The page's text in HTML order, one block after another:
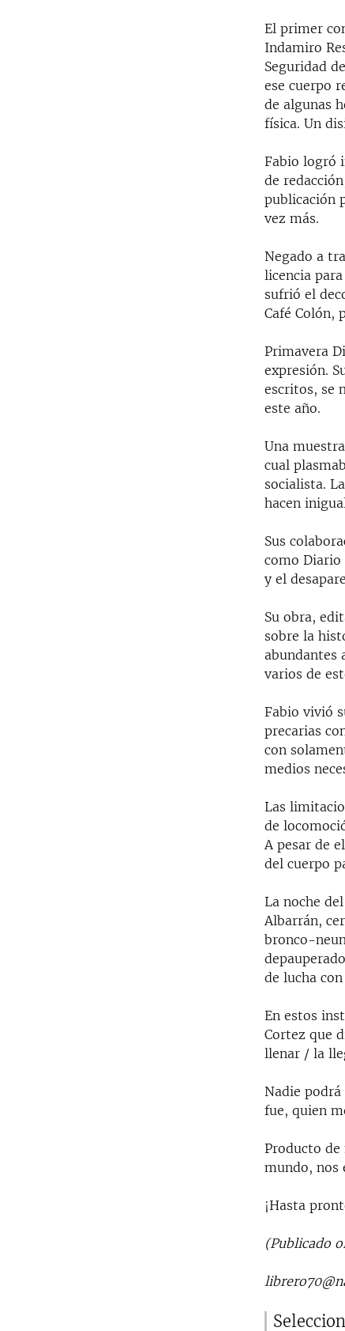
El primer
Indamiro
Seguridad
ese cuerpo
de algunas
física. Un
Fabio logró
de
publicación
vez más.
Negado a
licencia
sufrió el
Café Colón,
Primavera
expresión.
escritos, se
este año.
Una
cual
socialista.
hacen
Sus
como Diario
y el
Su obra,
sobre la
abundantes
varios de
Fabio vivió
precarias
con
medios
Las
de
A pesar de
del cuerpo
La noche
Albarrán,
bronco-
de lucha
En estos
Cortez que
llenar / la
Nadie
fue, quien
Producto de
mundo, nos
¡Hasta
(Publicado